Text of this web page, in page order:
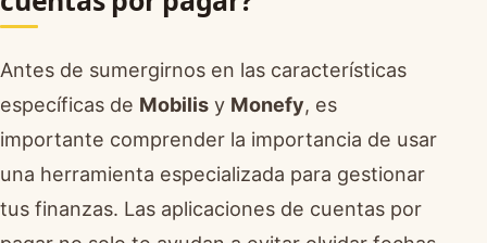
Antes de sumergirnos en las características
específicas de Mobilis y Monefy, es
importante comprender la importancia de usar
una herramienta especializada para gestionar
tus finanzas. Las aplicaciones de cuentas por